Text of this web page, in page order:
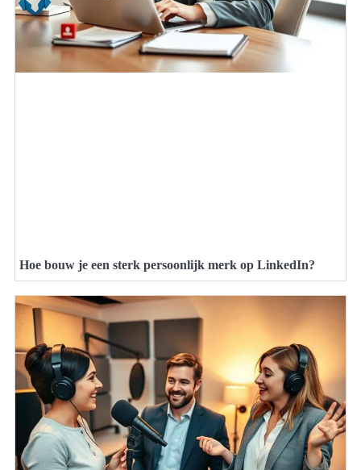
Hoe bouw je een sterk persoonlijk merk op LinkedIn?